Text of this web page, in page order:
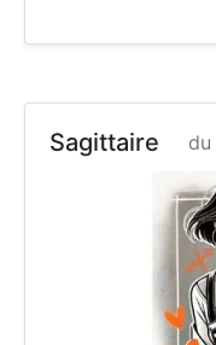
Sagittaire